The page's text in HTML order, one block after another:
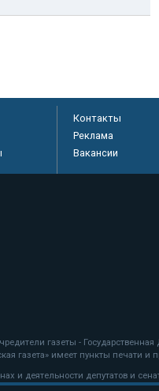
Контакты
Реклама
Вакансии
газеты -
газета» имеет пункты печати и
и деятельности депутатов и